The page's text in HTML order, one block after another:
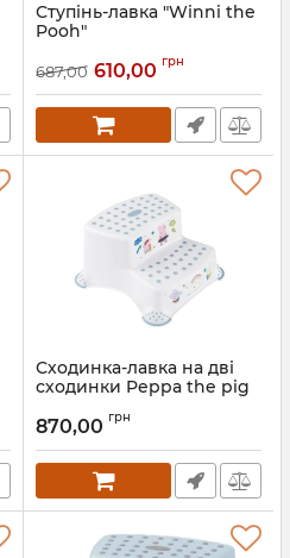
Ступінь-лавка "Winni the
Pooh"
687,00 610,00 грн
Сходинка-лавка на дві
сходинки Peppa the pig
Артикул: 10032
870,00 грн